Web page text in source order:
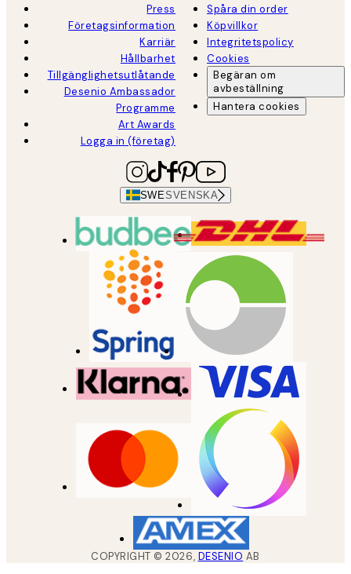
Press
Företagsinformation
Karriär
Hållbarhet
Tillgänglighetsutlåtande
Desenio Ambassador
Programme
Art Awards
Logga in (företag)
Spåra din order
Köpvillkor
Integritetspolicy
Cookies
Begäran om
avbeställning
Hantera cookies
SWESVENSKA
COPYRIGHT ©2026, DESENIO AB